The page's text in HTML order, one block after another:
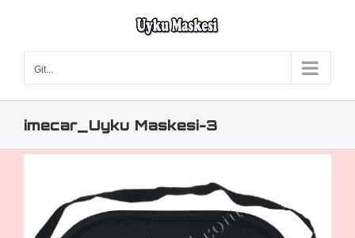
Git...
imecar_Uyku Maskesi-3